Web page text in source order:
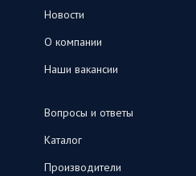
Новости
О компании
Наши вакансии
Вопросы и ответы
Каталог
Производители